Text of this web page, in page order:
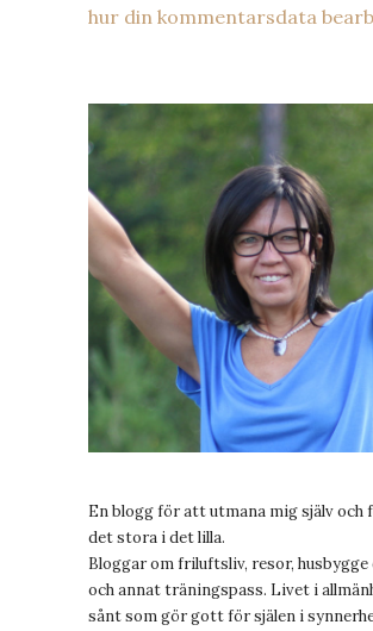
hur din kommentarsdata
En blogg för att utmana mig själv och
det stora i det lilla.
Bloggar om friluftsliv, resor,
och annat träningspass. Livet i
sånt som gör gott för själen i